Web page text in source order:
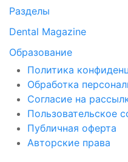
Разделы
Dental Magazine
Образование
Политика
Обработка
Согласие на
Пользовательское
Публичная оферта
Авторские права